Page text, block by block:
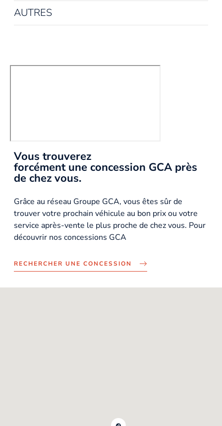
AUTRES
Vous trouverez
forcément une concession GCA près
de chez vous.
Grâce au réseau Groupe GCA, vous êtes sûr de
trouver votre prochain véhicule au bon prix ou votre
service après-vente le plus proche de chez vous. Pour
découvrir nos concessions GCA
RECHERCHER UNE CONCESSION